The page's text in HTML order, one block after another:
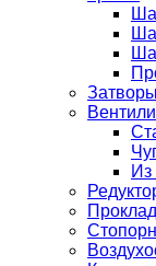
Затворы
Вентили
Из